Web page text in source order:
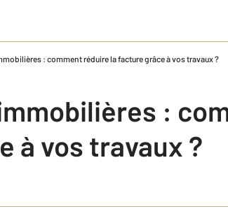
: comment réduire la facture grâce à vos travaux ?
:
à vos travaux ?